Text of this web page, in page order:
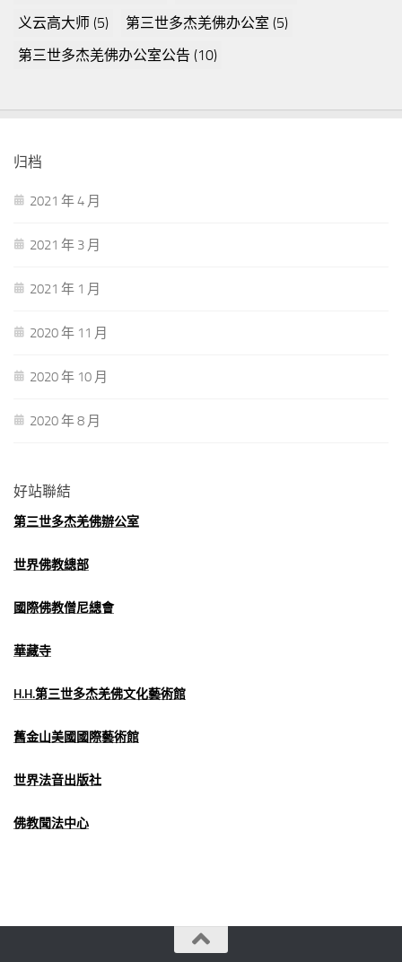
义云高大师 (5) 第三世多杰羌佛办公室 (5)
第三世多杰羌佛办公室公告 (10)
归档
2021 年 4 月
2021 年 3 月
2021 年 1 月
2020 年 11 月
2020 年 10 月
2020 年 8 月
好站聯結
第三世多杰羌佛辦公室
世界佛教總部
國際佛教僧尼總會
華藏寺
H.H.第三世多杰羌佛文化藝術館
舊金山美國國際藝術館
世界法音出版社
佛教聞法中心